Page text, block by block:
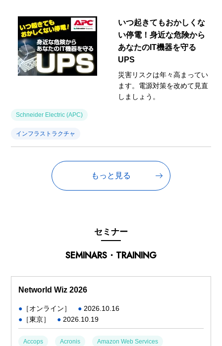
いつ起きてもおかしくな
い停電！身近な危険から
あなたのIT機器を守る
UPS
災害リスクは年々高まってい
ます。電源対策を改めて見直
しましょう。
Schneider Electric (APC)
インフラストラクチャ
もっと見る
SEMINARS・TRAINING
セミナー
Networld Wiz 2026
● ［オンライン］ ● 2026.10.16
● ［東京］ ● 2026.10.19
Accops Acronis Amazon Web Services